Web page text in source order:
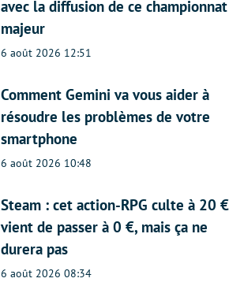
avec la diffusion de ce championnat
majeur
6 août 2026 12:51
Comment Gemini va vous aider à
résoudre les problèmes de votre
smartphone
6 août 2026 10:48
Steam : cet action-RPG culte à 20 €
vient de passer à 0 €, mais ça ne
durera pas
6 août 2026 08:34